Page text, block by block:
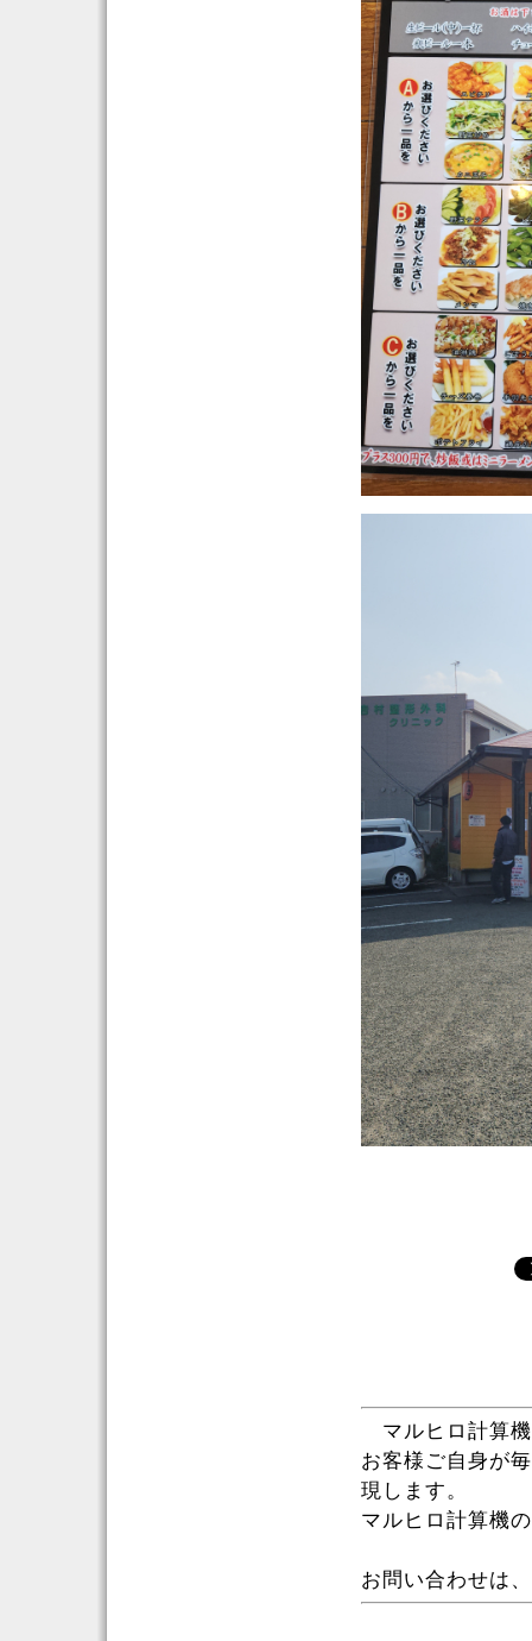
マルヒロ計算機
お客様ご自身が
現します。
マルヒロ計算機の
お問い合わせは